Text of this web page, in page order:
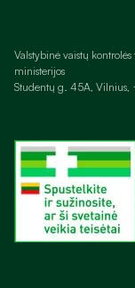
Valstybinė vaistų
ministerijos
Studentų g. 45A, Vilnius,